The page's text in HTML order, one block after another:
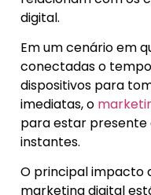
digital.
Em um cenário em
conectadas o
dispositivos para
imediatas, o
para estar
instantes.
O principal impacto
marketing digital